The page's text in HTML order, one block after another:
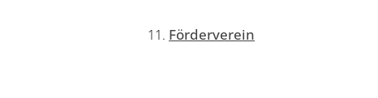
Förderverein